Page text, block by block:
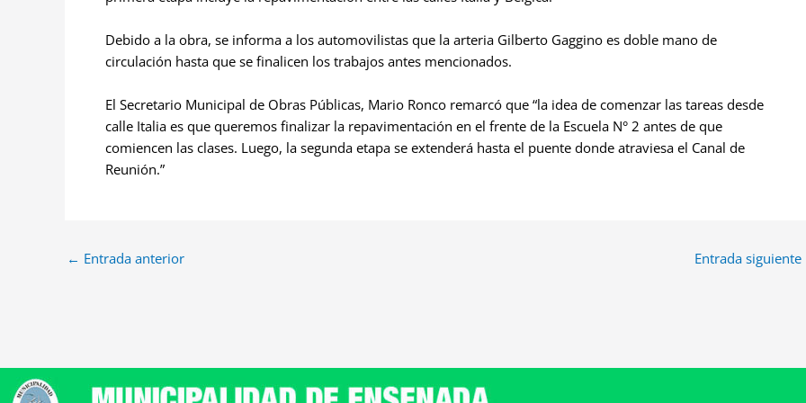
Debido a la obra, se informa a los automovilistas que la arteria Gilberto Gaggino es doble mano de
circulación hasta que se finalicen los trabajos antes mencionados.
El Secretario Municipal de Obras Públicas, Mario Ronco remarcó que “la idea de comenzar las tareas desde
calle Italia es que queremos finalizar la repavimentación en el frente de la Escuela N° 2 antes de que
comiencen las clases. Luego, la segunda etapa se extenderá hasta el puente donde atraviesa el Canal de
Reunión.”
← Entrada anterior Entrada siguiente